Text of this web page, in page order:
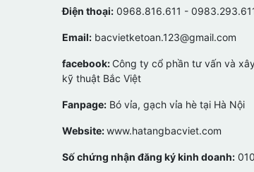
Điện thoại: 0968.816.611 -
Email: bacvietketoan.123@gmail.com
facebook: Công ty cổ phần tư vấn và
kỹ thuật Bắc Việt
Fanpage: Bó vỉa, gạch vỉa hè tại Hà Nội
Website:www.hatangbacviet.com
Số chứng nhận đăng ký kinh doanh: